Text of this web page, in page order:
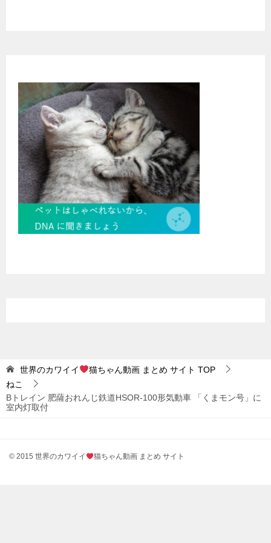
世界のカワイイ 猫ちゃん動画 まとめ サイト TOP
ねこ
Bトレイン 肥薩おれんじ鉄道HSOR-100形気動車 「くまモン号」に
室内灯取付
© 2015 世界のカワイイ 猫ちゃん動画 まとめ サイト